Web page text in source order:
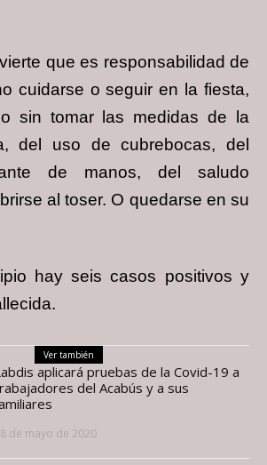
que es responsabilidad de
cuidarse o seguir en la fiesta,
sin tomar las medidas de la
del uso de cubrebocas, del
de manos, del saludo
al toser. O quedarse en su
hay seis casos positivos y
Ver también
aplicará pruebas de la Covid-19 a
del Acabús y a sus
de mayo de 2020